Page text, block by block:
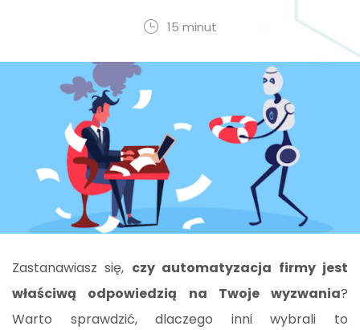
15 minut
Zastanawiasz się, czy automatyzacja firmy jest
właściwą odpowiedzią na Twoje wyzwania?
Warto sprawdzić, dlaczego inni wybrali to